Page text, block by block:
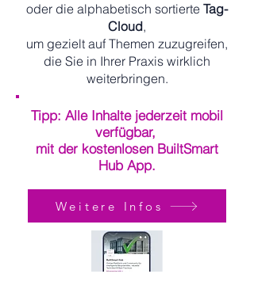
oder die alphabetisch sortierte Tag-
Cloud,
um gezielt auf Themen zuzugreifen,
die Sie in Ihrer Praxis wirklich
weiterbringen.
Tipp: Alle Inhalte jederzeit mobil
verfügbar,
mit der kostenlosen BuiltSmart
Hub App.
Weitere Infos